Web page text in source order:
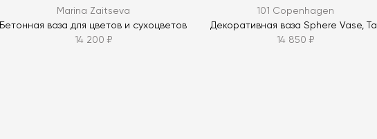
Marina Zaitseva
Бетонная ваза для цветов и сухоцветов
14 200 ₽
101 Copenhagen
Декоративная ваза Sphere Vase, Tall
14 850 ₽